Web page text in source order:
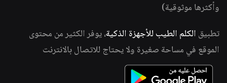
وأكثرها موثوقية)
تطبيق الكلم الطيب للأجهزة الذكية، يوفر الكثير من محتوى
الموقع في مساحة صغيرة ولا يحتاج للاتصال بالانترنت